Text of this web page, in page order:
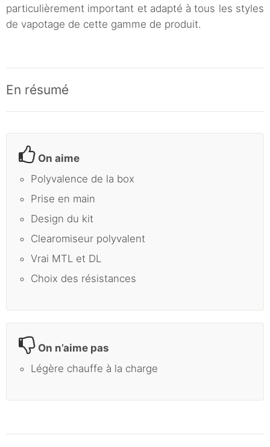
particulièrement important et adapté à tous les styles
de vapotage de cette gamme de produit.
En résumé
On aime
Polyvalence de la box
Prise en main
Design du kit
Clearomiseur polyvalent
Vrai MTL et DL
Choix des résistances
On n’aime pas
Légère chauffe à la charge